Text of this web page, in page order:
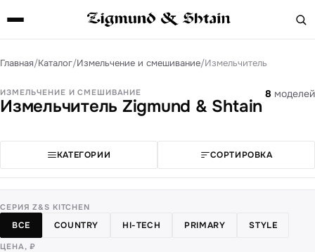
Главная/Каталог/Измельчение и смешивание/Измельчитель
ИЗМЕЛЬЧЕНИЕ И СМЕШИВАНИЕ
Измельчитель Zigmund & Shtain
8 моделей
КАТЕГОРИИ СОРТИРОВКА
СЕРИЯ Z&S KITCHEN
ВСЕ COUNTRY HI-TECH PRIMARY STYLE
ЦЕНА, ₽